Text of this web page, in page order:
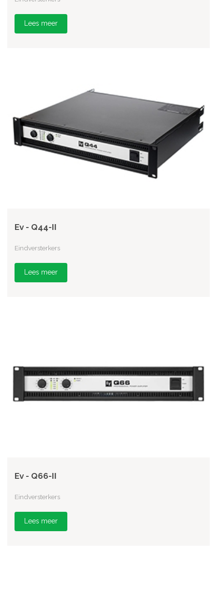
Lees meer
Ev - Q44-II
Eindversterkers
Lees meer
Ev - Q66-II
Eindversterkers
Lees meer